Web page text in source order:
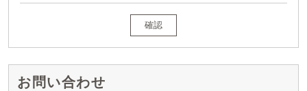
確認
お問い合わせ